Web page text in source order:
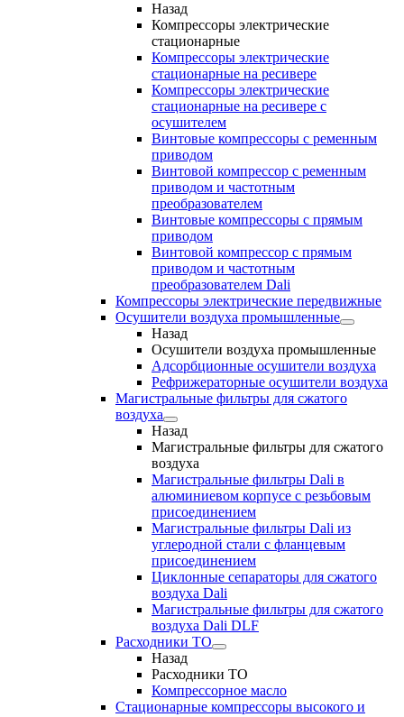
Назад
Компрессоры электрические
стационарные
Компрессоры электрические
стационарные на ресивере
Компрессоры электрические
стационарные на ресивере с
осушителем
Винтовые компрессоры с ременным
приводом
Винтовой компрессор с ременным
приводом и частотным
преобразователем
Винтовые компрессоры с прямым
приводом
Винтовой компрессор с прямым
приводом и частотным
преобразователем Dali
Компрессоры электрические передвижные
Осушители воздуха промышленные
Назад
Осушители воздуха промышленные
Адсорбционные осушители воздуха
Рефрижераторные осушители воздуха
Магистральные фильтры для сжатого
воздуха
Назад
Магистральные фильтры для сжатого
воздуха
Магистральные фильтры Dali в
алюминиевом корпусе с резьбовым
присоединением
Магистральные фильтры Dali из
углеродной стали с фланцевым
присоединением
Циклонные сепараторы для сжатого
воздуха Dali
Магистральные фильтры для сжатого
воздуха Dali DLF
Расходники ТО
Назад
Расходники ТО
Компрессорное масло
Стационарные компрессоры высокого и